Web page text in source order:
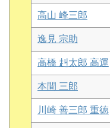
高山 峰三郎
逸見 宗助
高橋 赳太郎 高運
本間 三郎
川崎 善三郎 重徳